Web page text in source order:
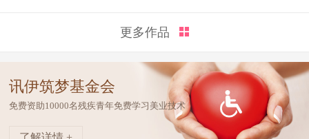
更多作品
讯伊筑梦基金会
免费资助10000名残疾青年免费学习美业技术